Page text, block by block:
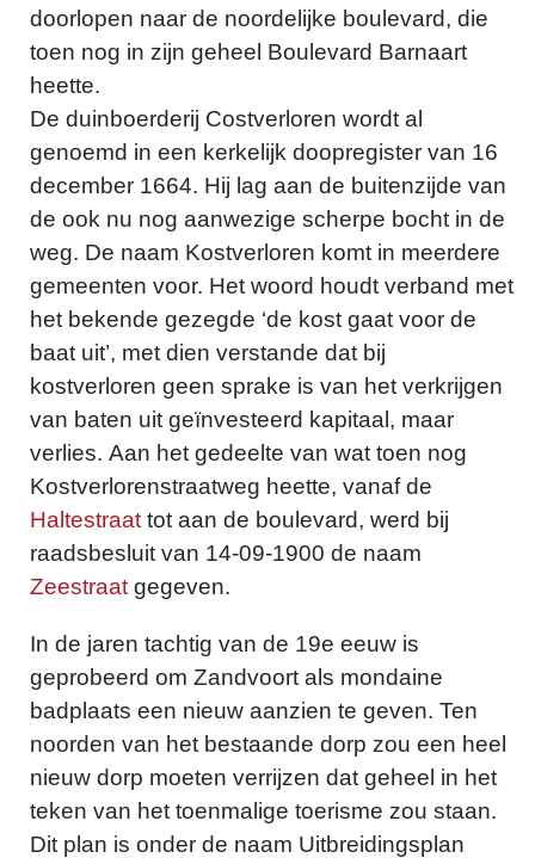
doorlopen naar de noordelijke boulevard, die
toen nog in zijn geheel Boulevard Barnaart
heette.
De duinboerderij Costverloren wordt al
genoemd in een kerkelijk doopregister van 16
december 1664. Hij lag aan de buitenzijde van
de ook nu nog aanwezige scherpe bocht in de
weg. De naam Kostverloren komt in meerdere
gemeenten voor. Het woord houdt verband met
het bekende gezegde ‘de kost gaat voor de
baat uit’, met dien verstande dat bij
kostverloren geen sprake is van het verkrijgen
van baten uit geïnvesteerd kapitaal, maar
verlies. Aan het gedeelte van wat toen nog
Kostverlorenstraatweg heette, vanaf de
Haltestraattot aan de boulevard, werd bij
raadsbesluit van 14-09-1900 de naam
Zeestraatgegeven.
In de jaren tachtig van de 19e eeuw is
geprobeerd om Zandvoort als mondaine
badplaats een nieuw aanzien te geven. Ten
noorden van het bestaande dorp zou een heel
nieuw dorp moeten verrijzen dat geheel in het
teken van het toenmalige toerisme zou staan.
Dit plan is onder de naam Uitbreidingsplan